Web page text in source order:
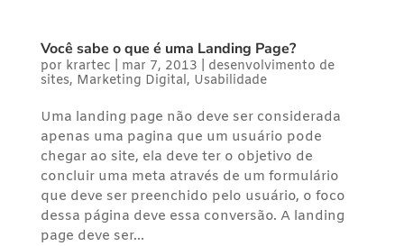
Você sabe o que é uma Landing Page?
por krartec mar 7, 2013
desenvolvimento de
sites, Marketing Digital, Usabilidade
Uma landing page não deve ser considerada
apenas uma pagina que um usuário pode
chegar ao site, ela deve ter o objetivo de
concluir uma meta através de um formulário
que deve ser preenchido pelo usuário, o foco
dessa página deve essa conversão. A landing
page deve ser...